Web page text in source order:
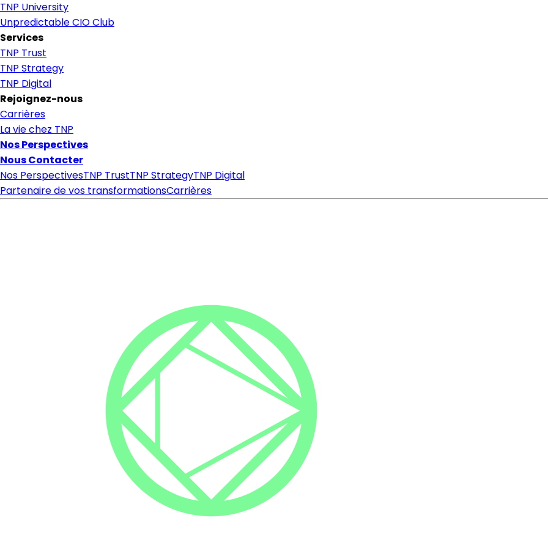
TNP University
Unpredictable CIO Club
Services
TNP Trust
TNP Strategy
TNP Digital
Rejoignez-nous
Carrières
La vie chez TNP
Nos Perspectives
Nous Contacter
Nos PerspectivesTNP TrustTNP StrategyTNP Digital
Partenaire de vos transformationsCarrières